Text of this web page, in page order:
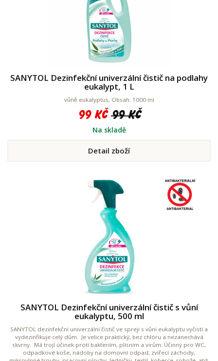
SANYTOL Dezinfekční univerzální čistič na podlahy
eukalypt, 1 L
vůně eukalyptus, Obsah: 1000 ml
99 Kč 99 Kč
Na skladě
Detail zboží
SANYTOL Dezinfekční univerzální čistič s vůní
eukalyptu, 500 ml
SANYTOL dezinfekční univerzální čistič ve spreji s vůní eukalyptu vyčistí a
vydezinfikuje celý dům. Je velice praktický, bez chlóru a nezanechává
skvrny. Má trojí účinek proti bakteriím, plísním a virům. Účinný pro WC,
odpadkové koše, nádoby na domovní odpad, zvířecí záchody,